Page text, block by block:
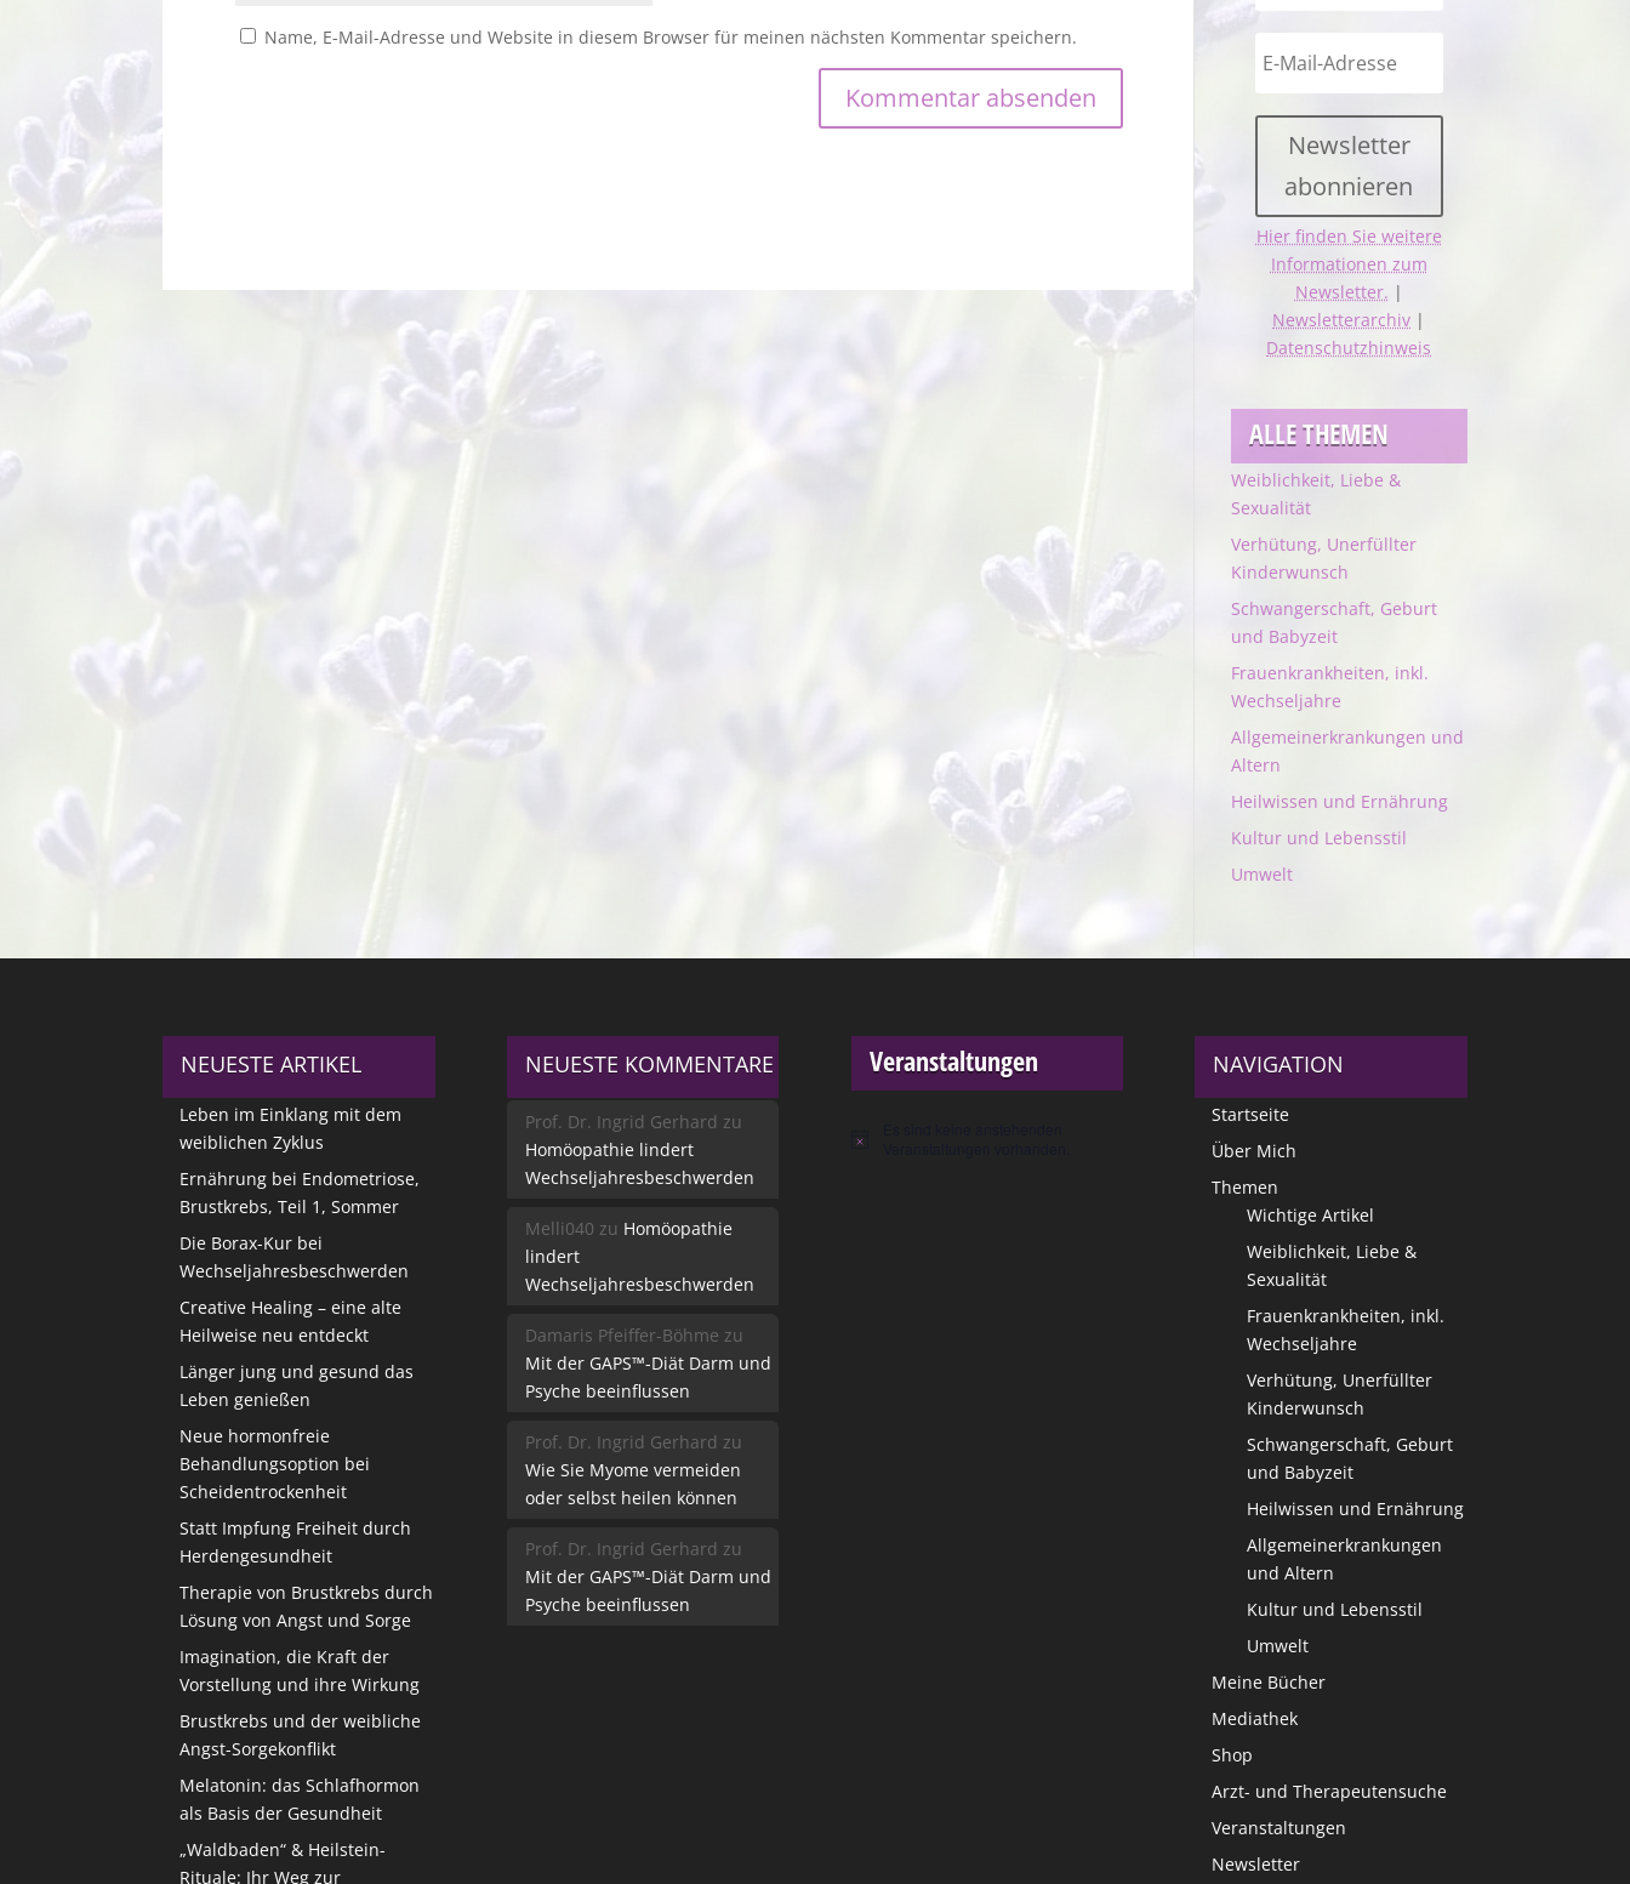
Name, E-Mail-Adresse und Website in diesem Browser für meinen nächsten Kommentar speichern.
Newsletter
abonnieren
Hier finden Sie weitere
Informationen zum
Newsletter. |
Newsletterarchiv |
Datenschutzhinweis
ALLE THEMEN
Weiblichkeit, Liebe &
Sexualität
Verhütung, Unerfüllter
Kinderwunsch
Schwangerschaft, Geburt
und Babyzeit
Frauenkrankheiten, inkl.
Wechseljahre
Allgemeinerkrankungen und
Altern
Heilwissen und Ernährung
Kultur und Lebensstil
Umwelt
NEUESTE ARTIKEL
Leben im Einklang mit dem
weiblichen Zyklus
Ernährung bei Endometriose,
Brustkrebs, Teil 1, Sommer
Die Borax-Kur bei
Wechseljahresbeschwerden
Creative Healing – eine alte
Heilweise neu entdeckt
Länger jung und gesund das
Leben genießen
Neue hormonfreie
Behandlungsoption bei
Scheidentrockenheit
Statt Impfung Freiheit durch
Herdengesundheit
Therapie von Brustkrebs durch
Lösung von Angst und Sorge
Imagination, die Kraft der
Vorstellung und ihre Wirkung
Brustkrebs und der weibliche
Angst-Sorgekonflikt
Melatonin: das Schlafhormon
als Basis der Gesundheit
„Waldbaden“ & Heilstein-
Rituale: Ihr Weg zur
NEUESTE KOMMENTARE
Prof. Dr. Ingrid Gerhard zu
Homöopathie lindert
Wechseljahresbeschwerden
Melli040 zu Homöopathie
lindert
Wechseljahresbeschwerden
Damaris Pfeiffer-Böhme zu
Mit der GAPS™-Diät Darm und
Psyche beeinflussen
Prof. Dr. Ingrid Gerhard zu
Wie Sie Myome vermeiden
oder selbst heilen können
Prof. Dr. Ingrid Gerhard zu
Mit der GAPS™-Diät Darm und
Psyche beeinflussen
Veranstaltungen
Hinweis
NAVIGATION
Startseite
Über Mich
Themen
Wichtige Artikel
Weiblichkeit, Liebe &
Sexualität
Frauenkrankheiten, inkl.
Wechseljahre
Verhütung, Unerfüllter
Kinderwunsch
Schwangerschaft, Geburt
und Babyzeit
Heilwissen und Ernährung
Allgemeinerkrankungen
und Altern
Kultur und Lebensstil
Umwelt
Meine Bücher
Mediathek
Shop
Arzt- und Therapeutensuche
Veranstaltungen
Newsletter